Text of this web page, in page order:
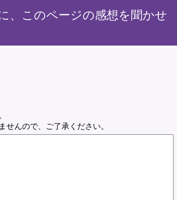
、このページの感想を聞かせ
せんので、ご了承ください。